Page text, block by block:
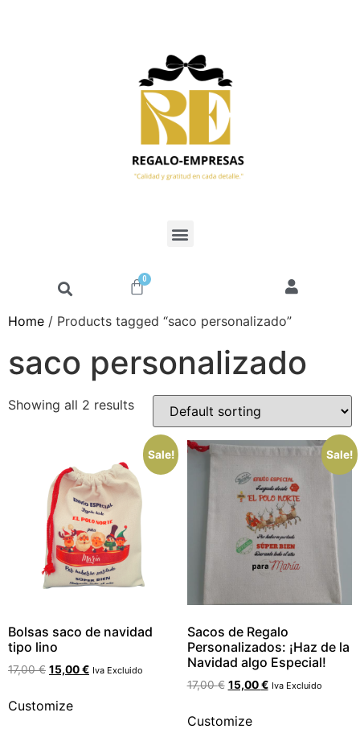
0
Home / Products tagged “saco personalizado”
saco personalizado
Showing all 2 results
Sale!
Bolsas saco de navidad
tipo lino
17,00€ 15,00€ Iva Excluido
Customize
Sale!
Sacos de Regalo
Personalizados: ¡Haz de la
Navidad algo Especial!
17,00€ 15,00€ Iva Excluido
Customize